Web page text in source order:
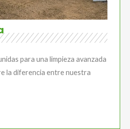
para una limpieza avanzada
la diferencia entre nuestra